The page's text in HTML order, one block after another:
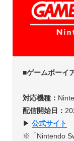
■ゲームボーイ
対応機種：
配信開始日：
▶︎ 公式サイト
※「Nintendo